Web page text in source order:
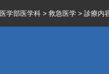
医学部医学科 > 救急医学 > 診療内